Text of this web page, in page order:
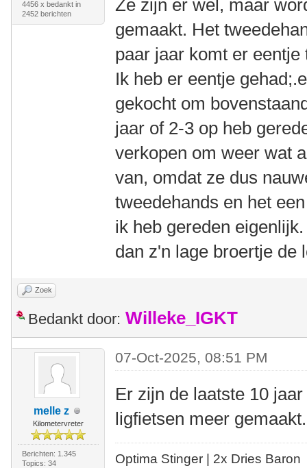
4456 x bedankt in
2452 berichten
Ze zijn er wel, maar
gemaakt. Het
paar jaar komt er
Ik heb er eentje
gekocht om
jaar of 2-3 op heb
verkopen om weer wat
van, omdat ze dus
tweedehands en het
ik heb gereden
dan z'n lage broertje de
Zoek
Bedankt door: Willeke_IGKT
melle z
Kilometervreter
Berichten: 1.345
Topics: 34
07-Oct-2025, 08:51 PM
Er zijn de laatste 10
ligfietsen meer
Optima Stinger | 2x Dries Baron